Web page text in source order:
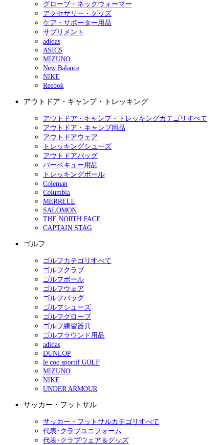
グローブ・ネックウォーマー
アクセサリー・グッズ
ケア・サポーター用品
サプリメント
adidas
ASICS
MIZUNO
New Balance
NIKE
Reebok
アウトドア・キャンプ・トレッキング
アウトドア・キャンプ・トレッキングカテゴリすべて
アウトドア・キャンプ用品
アウトドアウェア
トレッキングシューズ
アウトドアバッグ
バーベキュー用品
トレッキングポール
Coleman
Columbia
MERRELL
SALOMON
THE NORTH FACE
CAPTAIN STAG
ゴルフ
ゴルフカテゴリすべて
ゴルフクラブ
ゴルフボール
ゴルフウェア
ゴルフバッグ
ゴルフシューズ
ゴルフグローブ
ゴルフ練習器具
ゴルフラウンド用品
adidas
DUNLOP
le coq sportif GOLF
MIZUNO
NIKE
UNDER ARMOUR
サッカー・フットサル
サッカー・フットサルカテゴリすべて
代表･クラブユニフォーム
代表･クラブウェア＆グッズ